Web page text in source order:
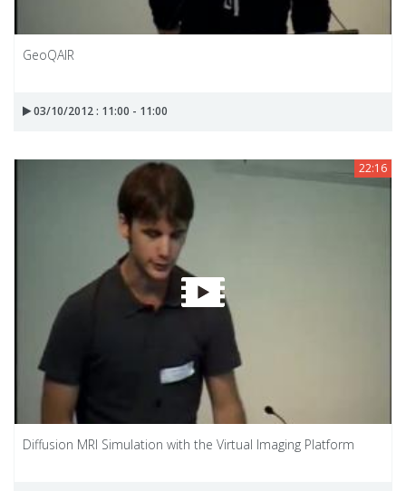
GeoQAIR
03/10/2012 : 11:00 - 11:00
22:16
Diffusion MRI Simulation with the Virtual Imaging Platform